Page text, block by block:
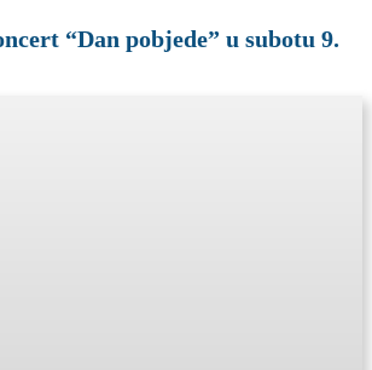
“Dan pobjede” u subotu 9.